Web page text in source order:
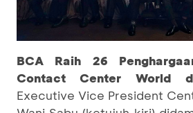
BCA Raih 26
Contact Center World
Executive Vice President